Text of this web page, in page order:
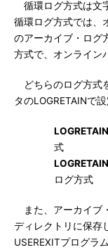
循環ログ方式は文
循環ログ方式では、
のアーカイブ・ログ
方式で、オンライン
どちらのログ方式
タのLOGRETAINで設
式
ログ方式
また、アーカイブ
ディレクトリに保存
USEREXITプログラ